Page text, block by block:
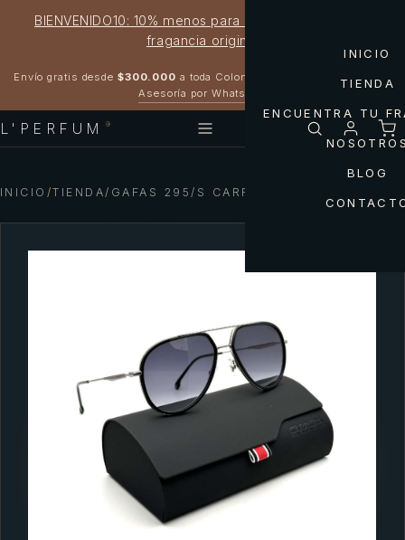
BIENVENIDO10: 10% menos para estrenar tu próxima
fragancia original
Envío gratis desde $300.000 a toda Colombia
Asesoría por WhatsApp
L'PERFUM ®
INICIO
TIENDA
ENCUENTRA TU
BLOG
INICIO /TIENDA/ GAFAS 295/S CARRERA